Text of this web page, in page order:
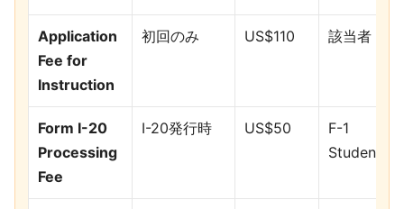
Application
Fee for
Instruction
初回のみ US$110 該当者
Form I-20
Processing
Fee
I-20発行時 US$50
F-1
Student